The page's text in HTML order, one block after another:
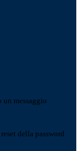
un messaggio
della password